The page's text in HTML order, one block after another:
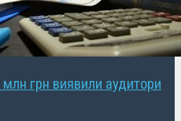
грн виявили аудитори